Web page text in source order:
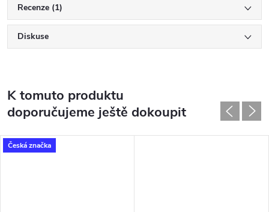
Recenze (1)
Diskuse
K tomuto produktu
doporučujeme ještě dokoupit
Česká značka